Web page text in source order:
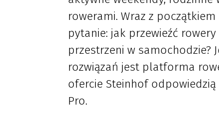
rowerami. Wraz z
pytanie: jak przewieźć
przestrzeni w samochodzie?
rozwiązań jest platforma
ofercie Steinhof
Pro.